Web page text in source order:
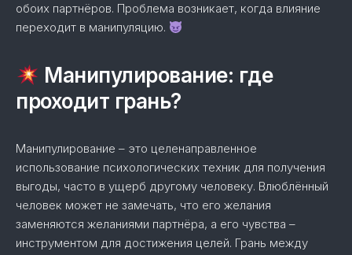
обоих партнёров. Проблема возникает, когда влияние
переходит в манипуляцию.
Манипулирование: где
проходит грань?
Манипулирование – это целенаправленное
использование психологических техник для получения
выгоды, часто в ущерб другому человеку. Влюблённый
человек может не замечать, что его желания
заменяются желаниями партнёра, а его чувства –
инструментом для достижения целей. Грань между